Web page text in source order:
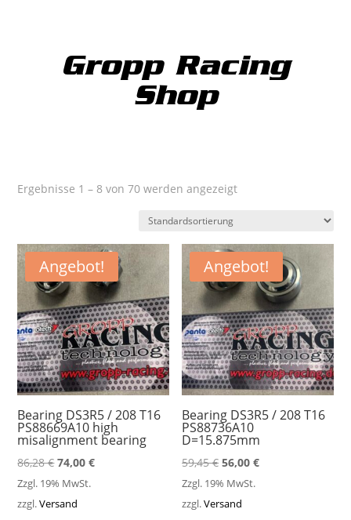
Gropp Racing
Shop
Ergebnisse 1 – 8 von 70 werden angezeigt
Angebot!
Bearing DS3R5 / 208 T16
PS88669A10 high
misalignment bearing
86,28€Ursprünglicher
Preis
war:
74,00€Aktueller
Zzgl. 19% MwSt.
zzgl.Versand
Angebot!
Bearing DS3R5 / 208 T16
PS88736A10
D=15.875mm
59,45€ Ursprünglicher
Preis
war:
56,00€Aktueller
Zzgl. 19% MwSt.
zzgl.Versand